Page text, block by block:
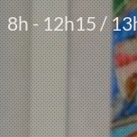
8h - 12h15 /